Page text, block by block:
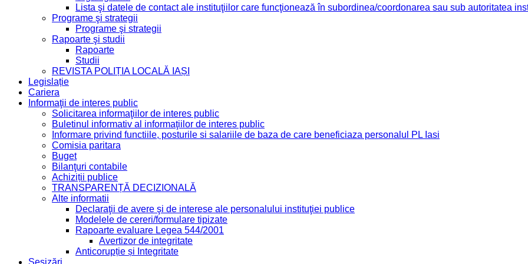
Lista şi datele de contact ale instituţiilor care funcţionează în subordinea/coordonarea sau sub autoritatea
Programe şi strategii
Programe şi strategii
Rapoarte şi studii
Rapoarte
Studii
REVISTA POLIȚIA LOCALĂ IAȘI
Legislație
Cariera
Informaţii de interes public
Solicitarea informaţiilor de interes public
Buletinul informativ al informaţiilor de interes public
Informare privind functiile, posturile si salariile de baza de care beneficiaza personalul PL Iasi
Comisia paritara
Buget
Bilanţuri contabile
Achiziții publice
TRANSPARENȚĂ DECIZIONALĂ
Alte informatii
Declaraţii de avere şi de interese ale personalului instituţiei publice
Modelele de cereri/formulare tipizate
Rapoarte evaluare Legea 544/2001
Avertizor de integritate
Anticorupție și Integritate
Sesizări